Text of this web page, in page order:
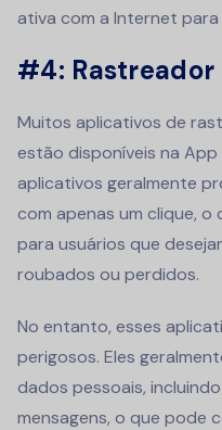
ativa com a Internet
#4: Rastreador
Muitos aplicativos de
estão disponíveis na App
aplicativos geralmente
com apenas um clique,
para usuários que
roubados ou perdidos.
No entanto, esses
perigosos. Eles
dados pessoais,
mensagens, o que pode